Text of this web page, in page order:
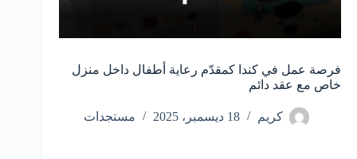
فرصة عمل في كندا كمقدّم رعاية أطفال داخل منزل
خاص مع عقد دائم
كريم 18 ديسمبر، 2025 مستجدات